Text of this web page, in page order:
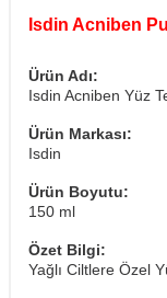
Isdin Acniben
Ürün Adı:
Isdin Acniben Yüz
Ürün Markası:
Isdin
Ürün Boyutu:
150 ml
Özet Bilgi:
Yağlı Ciltlere Özel